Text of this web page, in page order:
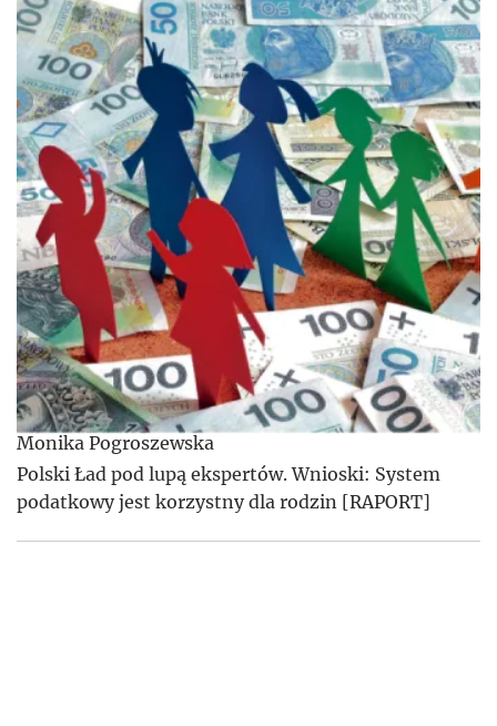
Monika Pogroszewska
Polski Ład pod lupą ekspertów. Wnioski: System
podatkowy jest korzystny dla rodzin [RAPORT]